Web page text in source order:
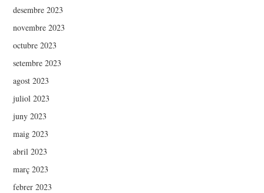
desembre 2023
novembre 2023
octubre 2023
setembre 2023
agost 2023
juliol 2023
juny 2023
maig 2023
abril 2023
març 2023
febrer 2023